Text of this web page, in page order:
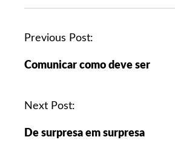
Previous Post:
Comunicar como deve ser
Next Post:
De surpresa em surpresa